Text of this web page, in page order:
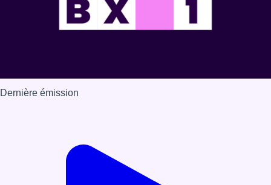
Dernière émission